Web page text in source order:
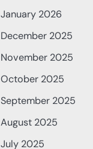
January 2026
December 2025
November 2025
October 2025
September 2025
August 2025
July 2025